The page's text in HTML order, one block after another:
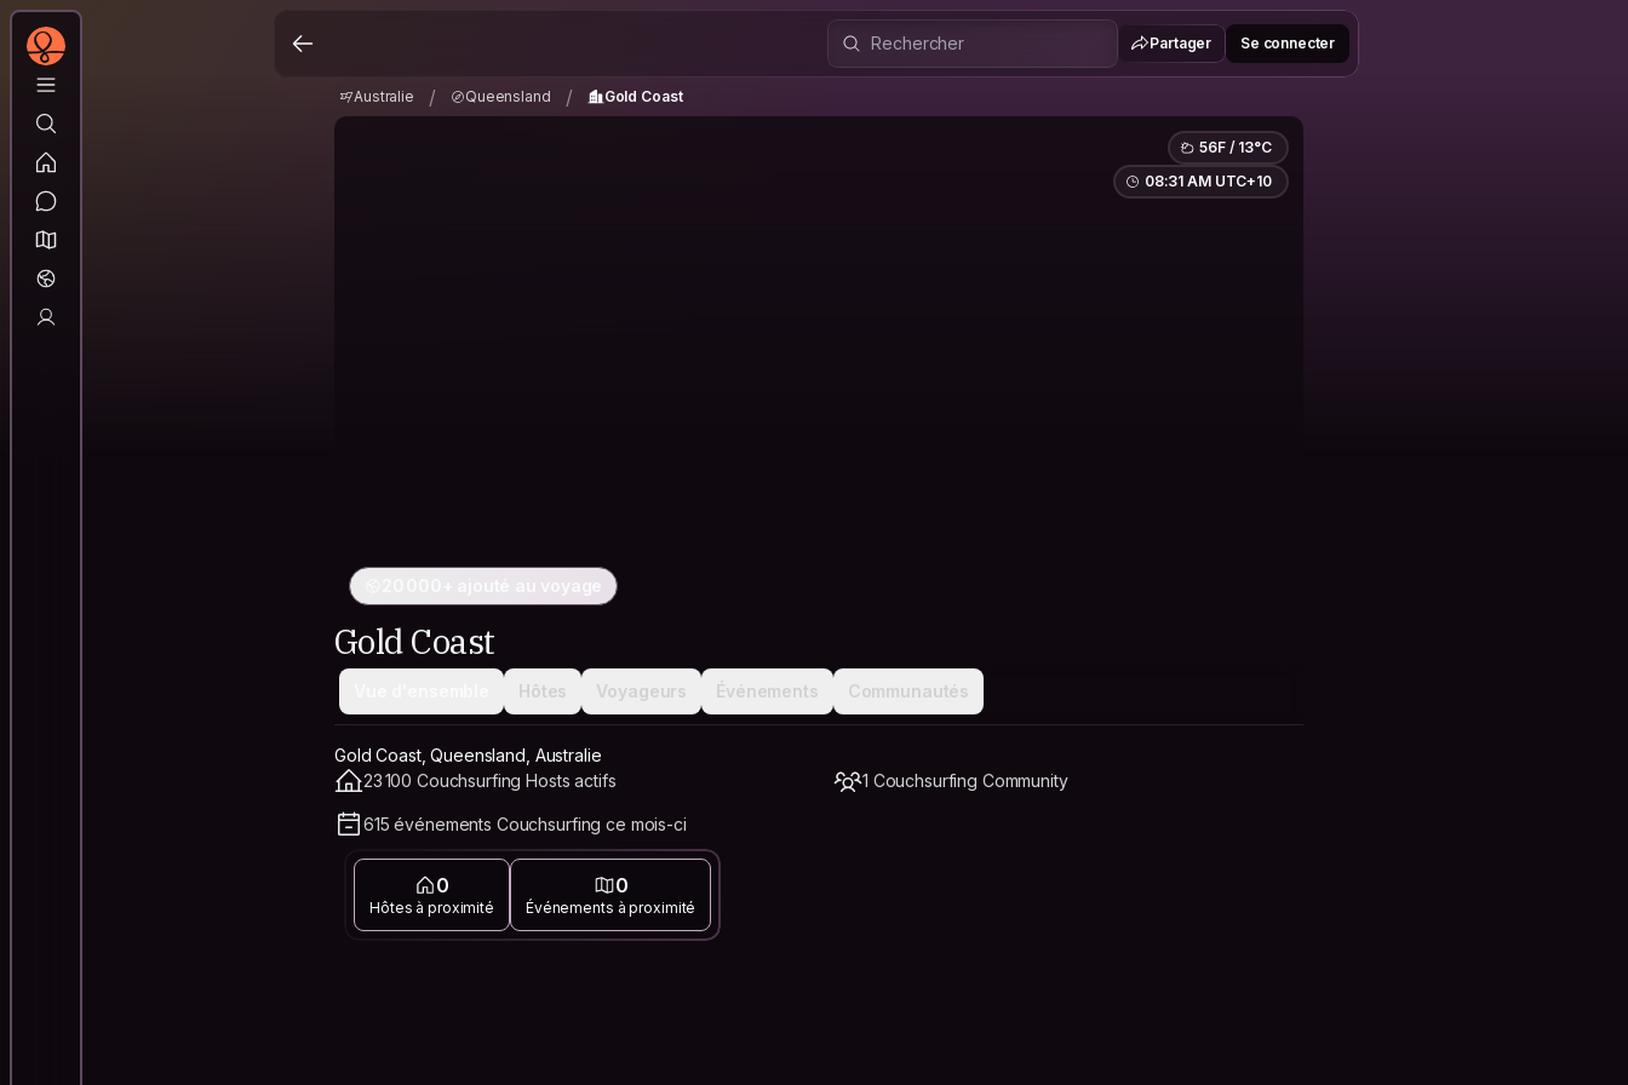
Partager Se connecter
Australie / Queensland / Gold Coast
56F / 13°C
08:31 AM UTC+10
20 000+ ajouté au voyage
Gold Coast
Hôtes Voyageurs Événements Communautés
Gold Coast, Queensland, Australie
23 100 Couchsurfing Hosts actifs
1 Couchsurfing Community
615 événements Couchsurfing ce mois-ci
0
Hôtes à proximité
0
Événements à proximité